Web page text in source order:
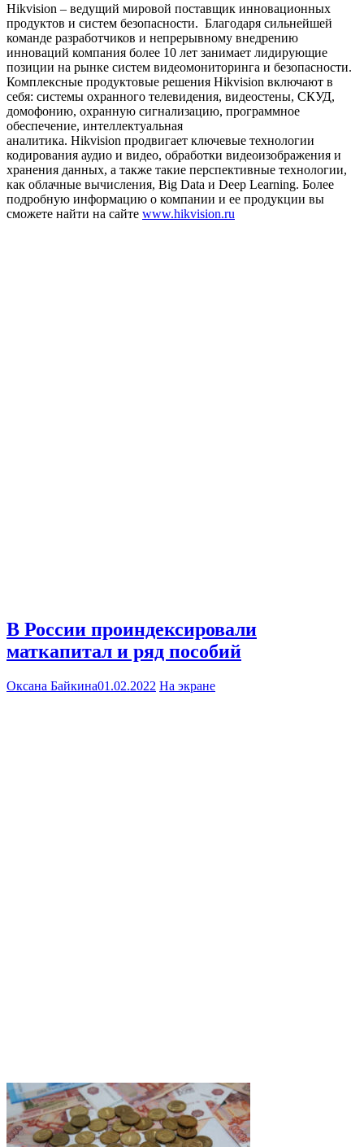
Hikvision – ведущий мировой поставщик инновационных
продуктов и систем безопасности. Благодаря сильнейшей
команде разработчиков и непрерывному внедрению
инноваций компания более 10 лет занимает лидирующие
позиции на рынке систем видеомониторинга и безопасности.
Комплексные продуктовые решения Hikvision включают в
себя: системы охранного телевидения, видеостены, СКУД,
домофонию, охранную сигнализацию, программное
обеспечение, интеллектуальная
аналитика. Hikvision продвигает ключевые технологии
кодирования аудио и видео, обработки видеоизображения и
хранения данных, а также такие перспективные технологии,
как облачные вычисления, Big Data и Deep Learning. Более
подробную информацию о компании и ее продукции вы
сможете найти на сайте www.hikvision.ru
В России проиндексировали
маткапитал и ряд пособий
Оксана Байкина01.02.2022 На экране